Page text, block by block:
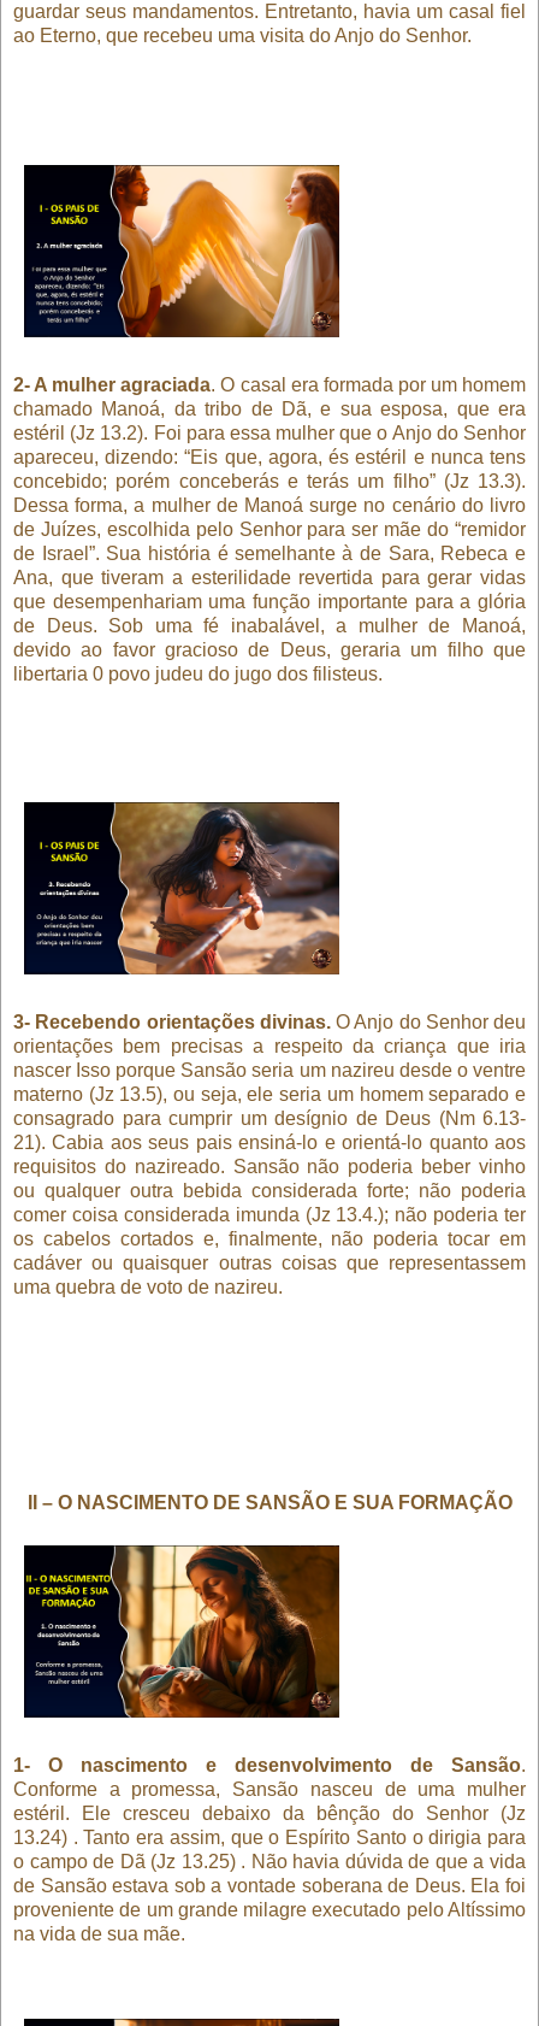
guardar seus mandamentos. Entretanto, havia um casal fiel
ao Eterno, que recebeu uma visita do Anjo do Senhor.
2- A mulher agraciada. O casal era formada por um homem
chamado Manoá, da tribo de Dã, e sua esposa, que era
estéril (Jz 13.2). Foi para essa mulher que o Anjo do Senhor
apareceu, dizendo: “Eis que, agora, és estéril e nunca tens
concebido; porém conceberás e terás um filho” (Jz 13.3).
Dessa forma, a mulher de Manoá surge no cenário do livro
de Juízes, escolhida pelo Senhor para ser mãe do “remidor
de Israel”. Sua história é semelhante à de Sara, Rebeca e
Ana, que tiveram a esterilidade revertida para gerar vidas
que desempenhariam uma função importante para a glória
de Deus. Sob uma fé inabalável, a mulher de Manoá,
devido ao favor gracioso de Deus, geraria um filho que
libertaria 0 povo judeu do jugo dos filisteus.
3- Recebendo orientações divinas.O Anjo do Senhor deu
orientações bem precisas a respeito da criança que iria
nascer Isso porque Sansão seria um nazireu desde o ventre
materno (Jz 13.5), ou seja, ele seria um homem separado e
consagrado para cumprir um desígnio de Deus (Nm 6.13-
21). Cabia aos seus pais ensiná-lo e orientá-lo quanto aos
requisitos do nazireado. Sansão não poderia beber vinho
ou qualquer outra bebida considerada forte; não poderia
comer coisa considerada imunda (Jz 13.4.); não poderia ter
os cabelos cortados e, finalmente, não poderia tocar em
cadáver ou quaisquer outras coisas que representassem
uma quebra de voto de nazireu.
II – O NASCIMENTO DE SANSÃO E SUA FORMAÇÃO
1- O nascimento e desenvolvimento de Sansão.
Conforme a promessa, Sansão nasceu de uma mulher
estéril. Ele cresceu debaixo da bênção do Senhor (Jz
13.24) . Tanto era assim, que o Espírito Santo o dirigia para
o campo de Dã (Jz 13.25) . Não havia dúvida de que a vida
de Sansão estava sob a vontade soberana de Deus. Ela foi
proveniente de um grande milagre executado pelo Altíssimo
na vida de sua mãe.